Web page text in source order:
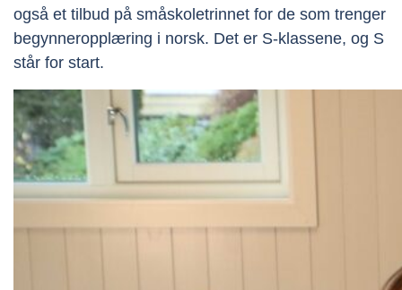
også et tilbud på småskoletrinnet for de som trenger
begynneropplæring i norsk. Det er S-klassene, og S
står for start.